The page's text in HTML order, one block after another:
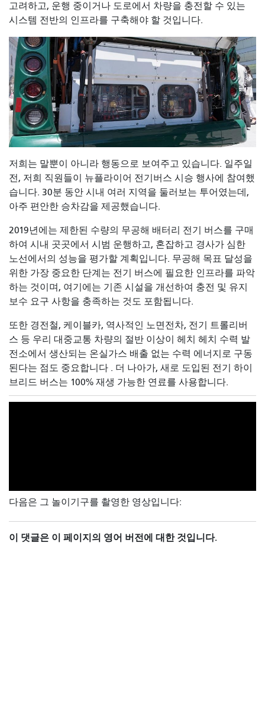
고려하고, 운행 중이거나 도로에서 차량을 충전할 수 있는
시스템 전반의 인프라를 구축해야 할 것입니다.
저희는 말뿐이 아니라 행동으로 보여주고 있습니다. 일주일
전, 저희 직원들이 뉴플라이어 전기버스 시승 행사에 참여했
습니다. 30분 동안 시내 여러 지역을 둘러보는 투어였는데,
아주 편안한 승차감을 제공했습니다.
2019년에는 제한된 수량의 무공해 배터리 전기 버스를 구매
하여 시내 곳곳에서 시범 운행하고, 혼잡하고 경사가 심한
노선에서의 성능을 평가할 계획입니다. 무공해 목표 달성을
위한 가장 중요한 단계는 전기 버스에 필요한 인프라를 파악
하는 것이며, 여기에는 기존 시설을 개선하여 충전 및 유지
보수 요구 사항을 충족하는 것도 포함됩니다.
또한 경전철, 케이블카, 역사적인 노면전차, 전기 트롤리버
스 등 우리 대중교통 차량의 절반 이상이 헤치 헤치 수력 발
전소에서 생산되는 온실가스 배출 없는 수력 에너지로 구동
된다는 점도 중요합니다 . 더 나아가, 새로 도입된 전기 하이
브리드 버스는 100% 재생 가능한 연료를 사용합니다.
다음은 그 놀이기구를 촬영한 영상입니다:
이 댓글은 이 페이지의 영어 버전에 대한 것입니다.